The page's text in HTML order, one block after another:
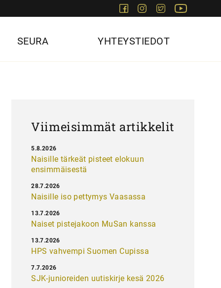
FacebookInstagram
Twitter
SEURA YHTEYSTIEDOT
Viimeisimmät artikkelit
Naisille tärkeät pisteet elokuun
ensimmäisestä
5.8.2026
Naisille iso pettymys Vaasassa
28.7.2026
Naiset pistejakoon MuSan kanssa
13.7.2026
HPS vahvempi Suomen Cupissa
13.7.2026
SJK-junioreiden uutiskirje kesä 2026
7.7.2026